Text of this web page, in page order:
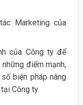
Marketing của
của Công ty để
điểm mạnh,
biện pháp nâng
Công ty.